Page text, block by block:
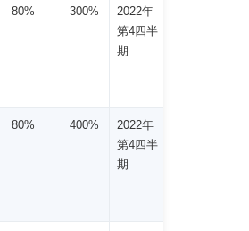
80% 300%
2022年
第4四半
期
80% 400%
2022年
第4四半
期